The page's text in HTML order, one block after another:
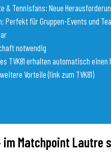
& Tennisfans: Neue
Perfekt für Gruppen-Events und
notwendig
TVK81 erhalten automatisch
Vorteile (link zum TVK81)
im Matchpoint Lautre